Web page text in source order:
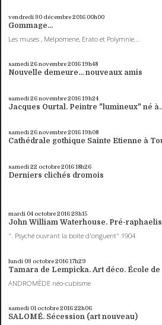
vendredi 30 décembre 2016 00h00
Gommage...
Les muses , Melpomene, Erato et Polymnie...
samedi 26novembre 201619h48
Nouvelle demeure... nouveaux amis
samedi 26novembre 201619h24
Jacques Ourtal. Peintre "lumineux" né
samedi 26novembre 201619h08
Cathédrale gothique Sainte Etienne à
samedi 22 octobre 201618h26
Derniers clichés dromois
mardi 04 octobre 201623h15
John William Waterhouse. Pré-
". Psyché ouvrant la boite d'onguent" 1904
lundi 03 octobre 201617h29
Tamara de Lempicka. Art déco. École de
ANDROMÈDE néo-cubisme
samedi 01 octobre 201622h06
SALOMÉ. Sécession (art nouveau)